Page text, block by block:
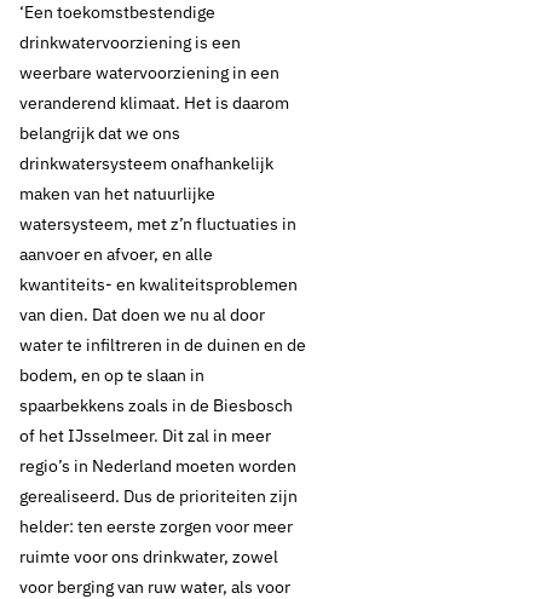
‘Een toekomstbestendige
drinkwatervoorziening is een
weerbare watervoorziening in een
veranderend klimaat. Het is daarom
belangrijk dat we ons
drinkwatersysteem onafhankelijk
maken van het natuurlijke
watersysteem, met z’n fluctuaties in
aanvoer en afvoer, en alle
kwantiteits- en kwaliteitsproblemen
van dien. Dat doen we nu al door
water te infiltreren in de duinen en de
bodem, en op te slaan in
spaarbekkens zoals in de Biesbosch
of het IJsselmeer. Dit zal in meer
regio’s in Nederland moeten worden
gerealiseerd. Dus de prioriteiten zijn
helder: ten eerste zorgen voor meer
ruimte voor ons drinkwater, zowel
voor berging van ruw water, als voor